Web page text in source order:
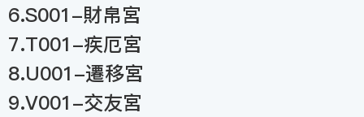
6.S001-財帛宮
7.T001-疾厄宮
8.U001-遷移宮
9.V001-交友宮